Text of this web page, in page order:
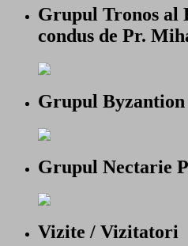
Grupul Tronos al
condus de Pr.
Grupul Byzantion
Grupul Nectarie
Vizite / Vizitatori